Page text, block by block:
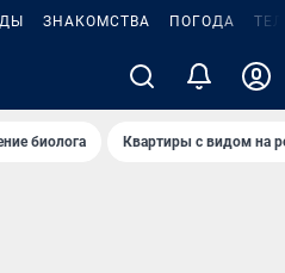
ЗНАКОМСТВА ПОГОДА
биолога Квартиры с видом на